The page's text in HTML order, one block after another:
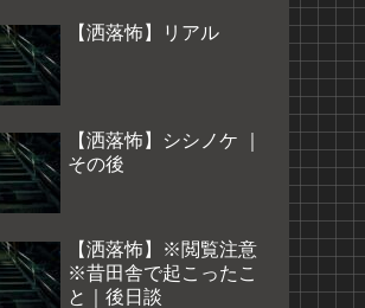
【洒落怖】リアル
【洒落怖】シシノケ ｜
その後
【洒落怖】※閲覧注意
※昔田舎で起こったこ
と｜後日談